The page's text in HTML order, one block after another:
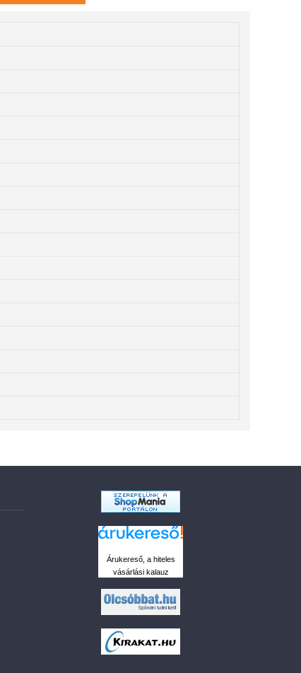
Árukereső, a hiteles
vásárlási kalauz